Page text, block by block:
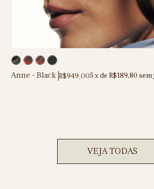
Anne - Black R$949,005 x deR$189,80
VEJA TODAS